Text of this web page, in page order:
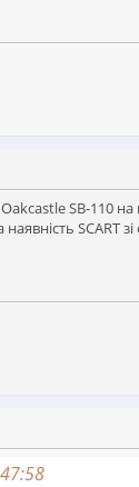
SB-110 на
SCART